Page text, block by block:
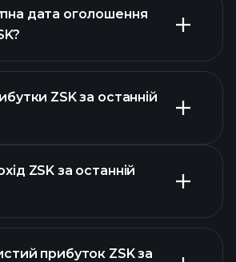
звітами ZSK
дата оголошення
ZSK за останній
ZSK за останній
прибуток ZSK за